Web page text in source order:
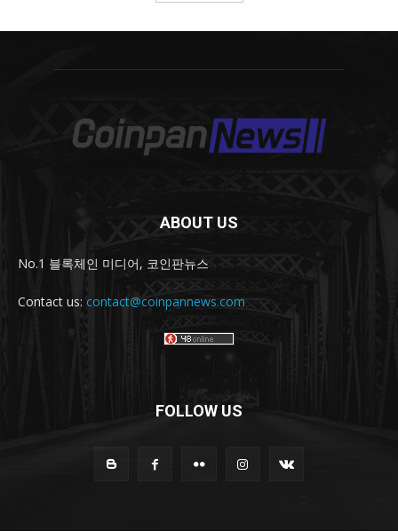
ABOUT US
No.1 블록체인 미디어, 코인판뉴스
Contact us: contact@coinpannews.com
FOLLOW US